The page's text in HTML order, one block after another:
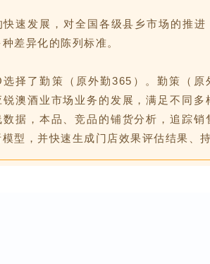
快速发展，对全国各级县乡市场的推进
差异化的陈列标准。
择了勤策（原外勤365）。勤策（
锐澳酒业市场业务的发展，满足不同
数据，本品、竞品的铺货分析，追踪
型，并快速生成门店效果评估结果、持